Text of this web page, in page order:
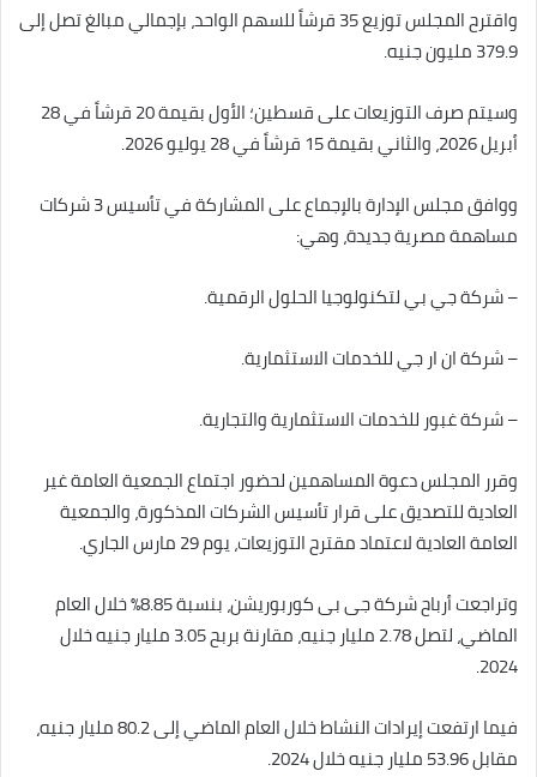
واقترح المجلس توزيع 35 قرشاً للسهم الواحد، بإجمالي مبالغ تصل إلى
379.9 مليون جنيه.
وسيتم صرف التوزيعات على قسطين؛ الأول بقيمة 20 قرشاً في 28
أبريل 2026، والثاني بقيمة 15 قرشاً في 28 يوليو 2026.
ووافق مجلس الإدارة بالإجماع على المشاركة في تأسيس 3 شركات
مساهمة مصرية جديدة، وهي:
– شركة جي بي لتكنولوجيا الحلول الرقمية.
– شركة ان ار جي للخدمات الاستثمارية.
– شركة غبور للخدمات الاستثمارية والتجارية.
وقرر المجلس دعوة المساهمين لحضور اجتماع الجمعية العامة غير
العادية للتصديق على قرار تأسيس الشركات المذكورة، والجمعية
العامة العادية لاعتماد مقترح التوزيعات، يوم 29 مارس الجاري.
وتراجعت أرباح شركة جى بى كوربوريشن، بنسبة 8.85% خلال العام
الماضي، لتصل 2.78 مليار جنيه، مقارنة بربح 3.05 مليار جنيه خلال
2024.
فيما ارتفعت إيرادات النشاط خلال العام الماضي إلى 80.2 مليار جنيه،
مقابل 53.96 مليار جنيه خلال 2024.